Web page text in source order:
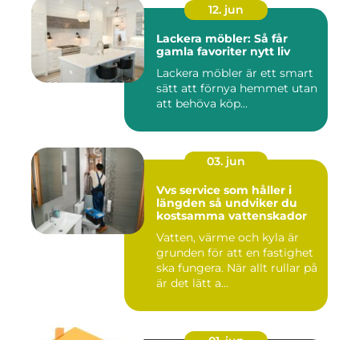
12. jun
Lackera möbler: Så får
gamla favoriter nytt liv
Lackera möbler är ett smart
sätt att förnya hemmet utan
att behöva köp...
03. jun
Vvs service som håller i
längden så undviker du
kostsamma vattenskador
Vatten, värme och kyla är
grunden för att en fastighet
ska fungera. När allt rullar på
är det lätt a...